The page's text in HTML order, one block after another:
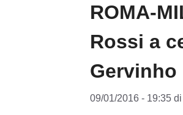
ROMA-
Rossi a
09/01/2016 - 19:35 di